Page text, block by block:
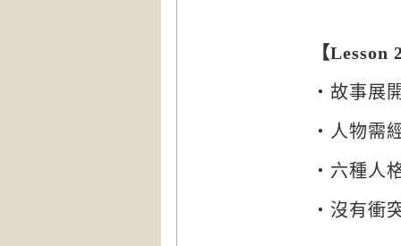
【Lesson
‧故事展
‧人物需
‧六種人
‧沒有衝